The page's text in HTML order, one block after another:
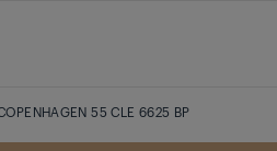
55 CLE 6625 BP